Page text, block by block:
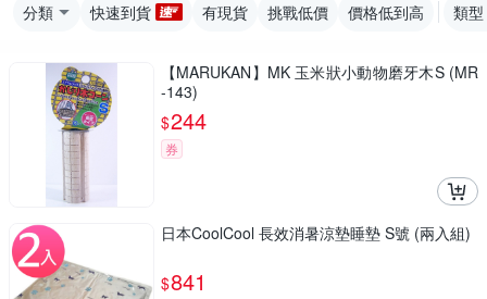
分類 快速到貨 有現貨 挑戰低價 價格低到高 類型
【MARUKAN】MK 玉米狀小動物磨牙木S (MR
-143)
$244
券
日本CoolCool 長效消暑涼墊睡墊 S號 (兩入組)
$841